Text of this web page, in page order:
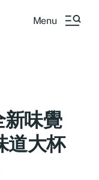
Menu
新味覺
道大杯